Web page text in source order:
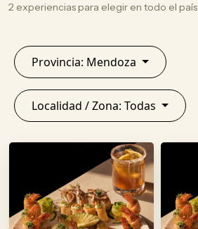
2 experiencias para elegir en todo el país
Provincia: Mendoza
Localidad / Zona: Todas